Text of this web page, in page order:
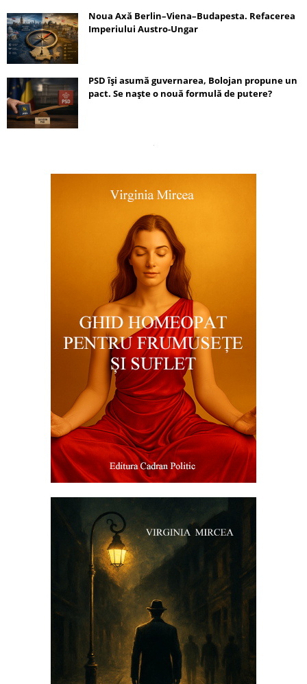
Noua Axă Berlin–Viena–Budapesta. Refacerea
Imperiului Austro-Ungar
PSD își asumă guvernarea, Bolojan propune un
pact. Se naște o nouă formulă de putere?